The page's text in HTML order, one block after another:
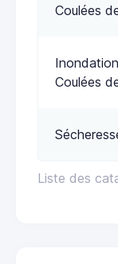
Liste des
Coulées
Coulées